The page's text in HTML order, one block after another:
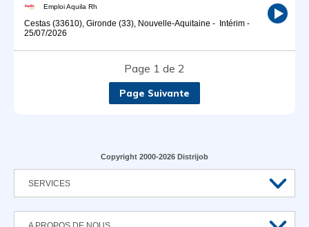
Emploi Aquila Rh
Cestas (33610), Gironde (33), Nouvelle-Aquitaine - Intérim -
25/07/2026
Page 1 de 2
Page Suivante
Copyright 2000-2026 Distrijob
SERVICES